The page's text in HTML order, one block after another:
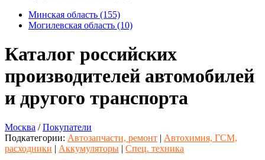
Минская область (155)
Могилевская область (10)
Каталог российских
производителей автомобилей
и другого транспорта
Москва /Покупатели
Подкатегории: Автозапчасти, ремонт | Автохимия, ГСМ,
расходники | Аккумуляторы | Спец. техника